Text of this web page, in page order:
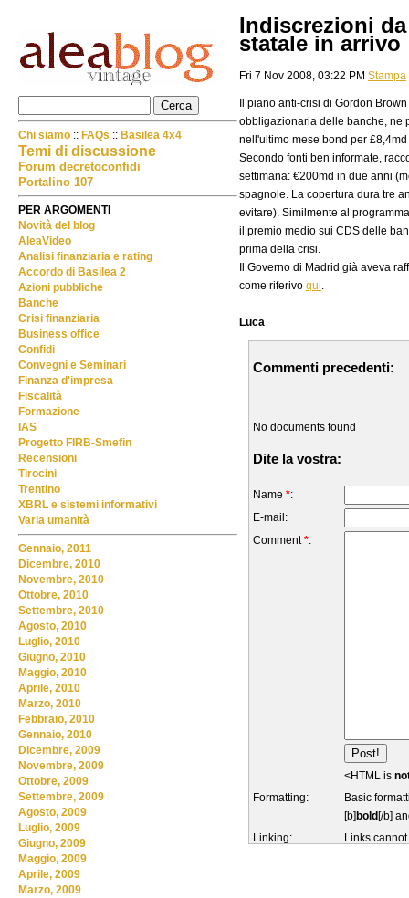
Indiscrezioni
statale in arrivo
Fri 7 Nov 2008, 03:22 PM Stampa
Il piano anti-crisi di Gordon
obbligazionaria delle banche, ne
nell'ultimo mese bond per
Secondo fonti ben informate,
settimana: €200md in due anni
spagnole. La copertura dura tre
evitare). Similmente al
il premio medio sui CDS delle
prima della crisi.
Il Governo di Madrid già aveva
come riferivo qui.
Luca
Commenti precedenti:
No documents found
Dite la vostra:
Name *:
E-mail:
Comment*:
<HTML is
Formatting:
Basic
[b] bold [/b]
Linking:
Links
Chi siamo :: FAQs :: Basilea 4x4
Temi di discussione
Forum decretoconfidi
Portalino 107
PER ARGOMENTI
Novità del blog
AleaVideo
Analisi finanziaria e rating
Accordo di Basilea 2
Azioni pubbliche
Banche
Crisi finanziaria
Business office
Confidi
Convegni e Seminari
Finanza d'impresa
Fiscalità
Formazione
IAS
Progetto FIRB-Smefin
Recensioni
Tirocini
Trentino
XBRL e sistemi informativi
Varia umanità
Gennaio, 2011
Dicembre, 2010
Novembre, 2010
Ottobre, 2010
Settembre, 2010
Agosto, 2010
Luglio, 2010
Giugno, 2010
Maggio, 2010
Aprile, 2010
Marzo, 2010
Febbraio, 2010
Gennaio, 2010
Dicembre, 2009
Novembre, 2009
Ottobre, 2009
Settembre, 2009
Agosto, 2009
Luglio, 2009
Giugno, 2009
Maggio, 2009
Aprile, 2009
Marzo, 2009